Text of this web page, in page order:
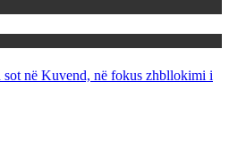
në Kuvend, në fokus zhbllokimi i